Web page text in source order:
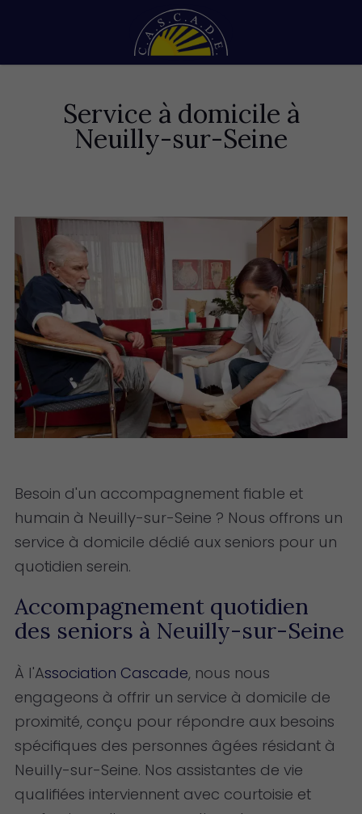
Service à domicile à
Neuilly-sur-Seine
Besoin d'un accompagnement fiable et
humain à Neuilly-sur-Seine ? Nous offrons un
service à domicile dédié aux seniors pour un
quotidien serein.
Accompagnement quotidien
des seniors à Neuilly-sur-Seine
À l'Association Cascade, nous nous
engageons à offrir un service à domicile de
proximité, conçu pour répondre aux besoins
spécifiques des personnes âgées résidant à
Neuilly-sur-Seine. Nos assistantes de vie
qualifiées interviennent avec courtoisie et